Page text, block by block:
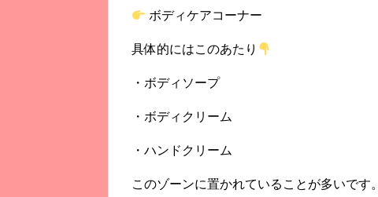
ボディケアコーナー
具体的にはこのあたり
・ボディソープ
・ボディクリーム
・ハンドクリーム
このゾーンに置かれていることが多いです。